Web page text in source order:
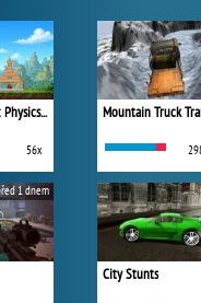
One Shot Tower: Physics Destroyer
56x
1 dnem
Mountain Truck
City Stunts